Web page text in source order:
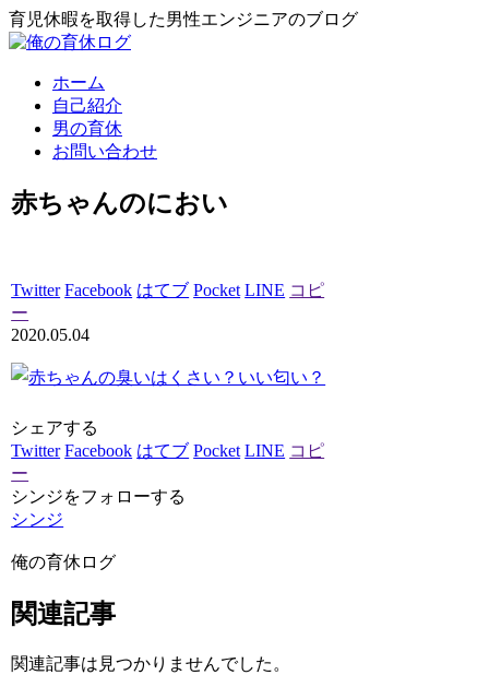
育児休暇を取得した男性エンジニアのブログ
ホーム
自己紹介
男の育休
お問い合わせ
赤ちゃんのにおい
Twitter Facebook はてブ Pocket LINE コピ
ー
2020.05.04
シェアする
Twitter Facebook はてブ Pocket LINE コピ
ー
シンジをフォローする
シンジ
俺の育休ログ
関連記事
関連記事は見つかりませんでした。